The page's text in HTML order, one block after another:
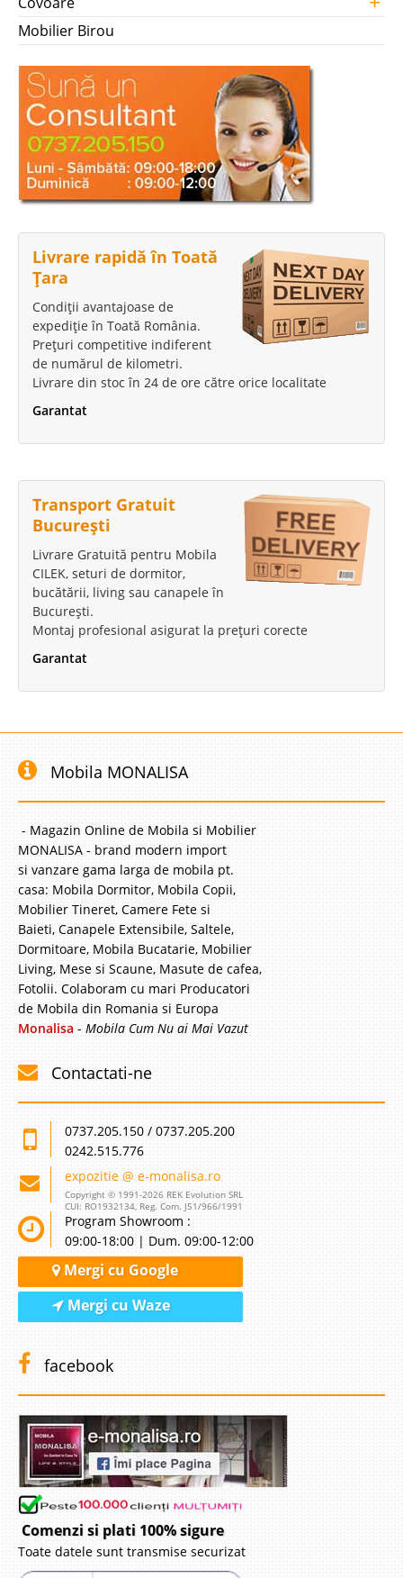
Mobilier Birou
Livrare rapidă în Toată
Țara
Condiții avantajoase de
expediție în Toată România.
Prețuri competitive indiferent
de numărul de kilometri.
Livrare din stoc în 24 de ore către orice localitate
Garantat
Transport Gratuit
București
Livrare Gratuită pentru Mobila
CILEK, seturi de dormitor,
bucătării, living sau canapele în
București.
Montaj profesional asigurat la prețuri corecte
Garantat
Mobila MONALISA
- Magazin Online de Mobila si Mobilier
MONALISA - brand modern import
si vanzare gama larga de mobila pt.
casa: Mobila Dormitor, Mobila Copii,
Mobilier Tineret, Camere Fete si
Baieti, Canapele Extensibile, Saltele,
Dormitoare, Mobila Bucatarie, Mobilier
Living, Mese si Scaune, Masute de cafea,
Fotolii. Colaboram cu mari Producatori
de Mobila din Romania si Europa
Monalisa - Mobila Cum Nu ai Mai Vazut
Contactati-ne
0737.205.150 / 0737.205.200
0242.515.776
expozitie @ e-monalisa.ro
Copyright © 1991-2026 REK Evolution SRL
CUI: RO1932134, Reg. Com. J51/966/1991
Program Showroom :
09:00-18:00 | Dum. 09:00-12:00
Mergi cu Google
Mergi cu Waze
facebook
Comenzi si plati 100% sigure
Toate datele sunt transmise securizat